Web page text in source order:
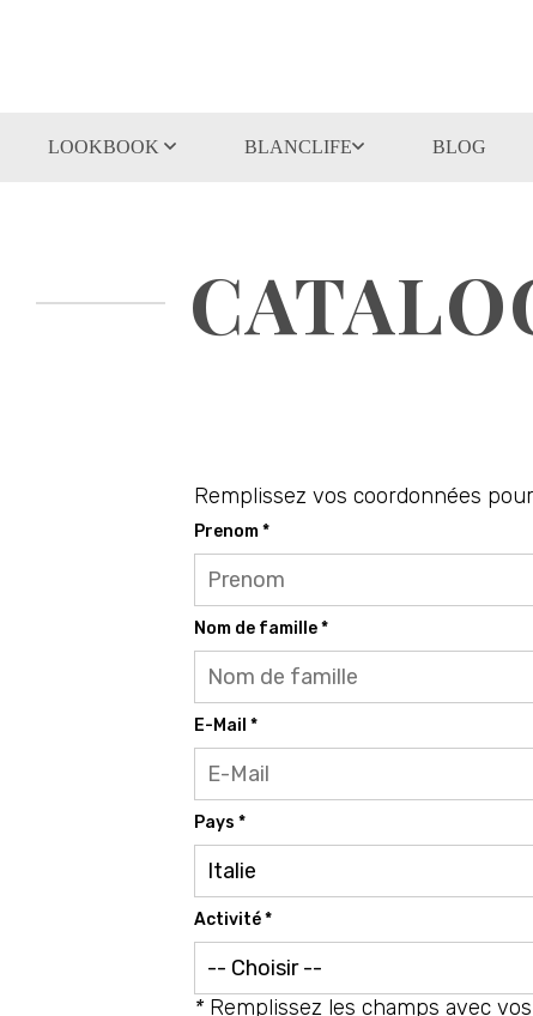
LOOKBOOK BLANCLIFE BLOG
Remplissez vos coordonnées
Prenom *
Nom de famille *
E-Mail *
Pays *
Activité *
* Remplissez les champs avec